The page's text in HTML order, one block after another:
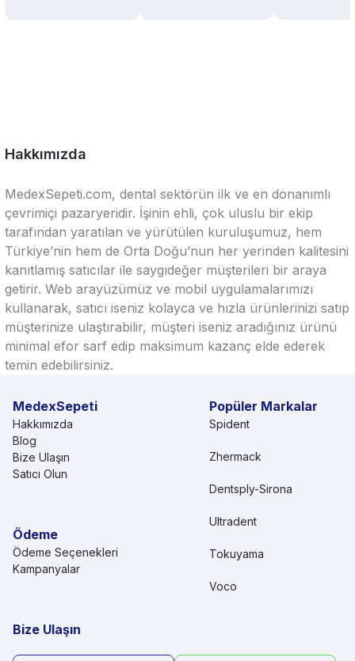
Hakkımızda
MedexSepeti.com, dental sektörün ilk ve en donanımlı
çevrimiçi pazaryeridir. İşinin ehli, çok uluslu bir ekip
tarafından yaratılan ve yürütülen kuruluşumuz, hem
Türkiye’nin hem de Orta Doğu’nun her yerinden kalitesini
kanıtlamış satıcılar ile saygıdeğer müşterileri bir araya
getirir. Web arayüzümüz ve mobil uygulamalarımızı
kullanarak, satıcı iseniz kolayca ve hızla ürünlerinizi satıp
müşterinize ulaştırabilir, müşteri iseniz aradığınız ürünü
minimal efor sarf edip maksimum kazanç elde ederek
temin edebilirsiniz.
MedexSepeti
Hakkımızda
Blog
Bize Ulaşın
Satıcı Olun
Ödeme
Ödeme Seçenekleri
Kampanyalar
Popüler Markalar
Spident
Zhermack
Dentsply-Sirona
Ultradent
Tokuyama
Voco
Bize Ulaşın